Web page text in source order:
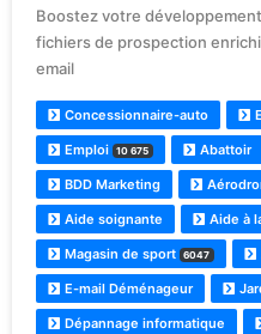
Boostez votre
fichiers de prospection
email
Concessionnaire-auto
Emploi 10 675 Abattoir
BDD Marketing
Aide soignante Aide à
Magasin de sport 6047
E-mail Déménageur
Dépannage informatique